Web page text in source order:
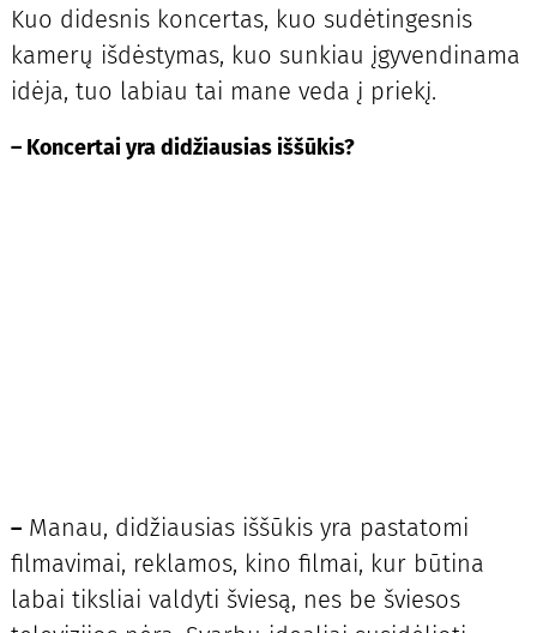
Kuo didesnis koncertas, kuo sudėtingesnis
kamerų išdėstymas, kuo sunkiau įgyvendinama
idėja, tuo labiau tai mane veda į priekį.
–Koncertai yra didžiausias iššūkis?
–Manau, didžiausias iššūkis yra pastatomi
filmavimai, reklamos, kino filmai, kur būtina
labai tiksliai valdyti šviesą, nes be šviesos